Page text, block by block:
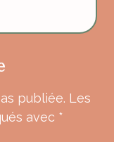
publiée. Les
avec *